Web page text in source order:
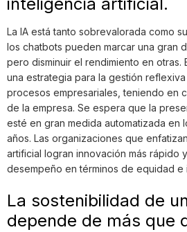
La IA está tanto sobrevalorada como
los chatbots pueden marcar una gran
pero disminuir el rendimiento en otras.
una estrategia para la gestión
procesos empresariales, teniendo en
de la empresa. Se espera que la
esté en gran medida automatizada en
años. Las organizaciones que
artificial logran innovación más rápido
desempeño en términos de equidad e
La sostenibilidad de
depende de más que